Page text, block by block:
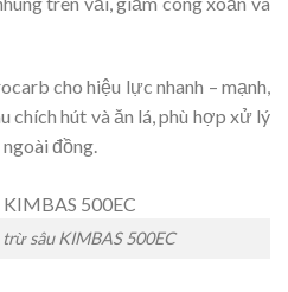
cho hiệu lực nhanh – mạnh,
chích hút và ăn lá, phù hợp xử lý
đồng.
sâu KIMBAS 500EC